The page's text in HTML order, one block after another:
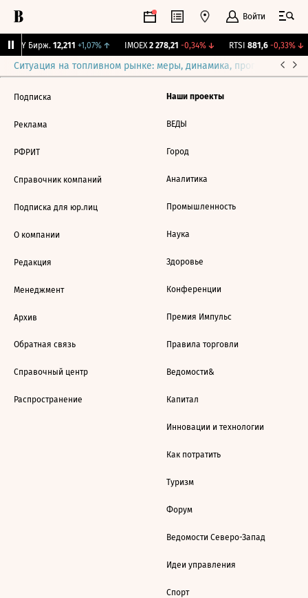
Войти
CNY Бирж. 12,211 +1,07%↑ IMOEX 2 278,21 -0,34%↓ RTSI 881,6 -0,33%↓
Ситуация на топливном рынке: меры, динамика, прогнозы
Подписка
Реклама
РФРИТ
Справочник компаний
Подписка для юр.лиц
О компании
Редакция
Менеджмент
Архив
Обратная связь
Справочный центр
Распространение
Наши проекты
ВЕДЫ
Город
Аналитика
Промышленность
Наука
Здоровье
Конференции
Премия Импульс
Правила торговли
Ведомости&
Капитал
Инновации и технологии
Как потратить
Туризм
Форум
Ведомости Северо-Запад
Идеи управления
Спорт